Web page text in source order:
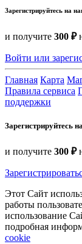
Зарегистрируйтесь на
и получите 300 ₽
Войти или
Главная Карта
Правила сервиса
поддержки
Зарегистрируйтесь
и получите 300 ₽
Этот Сайт
работы
использование
подробная
cookie